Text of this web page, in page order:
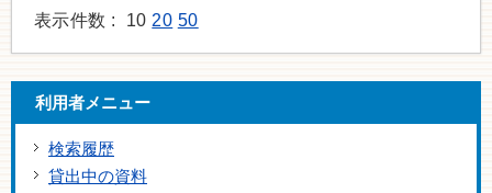
表示件数 : 10 20 50
利用者メニュー
検索履歴
貸出中の資料